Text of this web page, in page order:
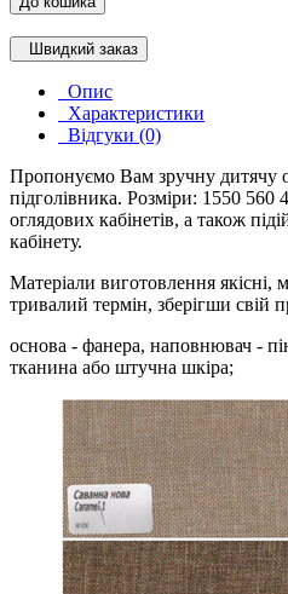
Швидкий заказ
Опис
Характеристики
Відгуки (0)
Пропонуємо Вам зручну дитячу
підголівника. Розміри: 1550
оглядових кабінетів, а також
кабінету.
Матеріали виготовлення якісні,
тривалий термін, зберігши свій
основа - фанера, наповнювач -
тканина або штучна шкіра;